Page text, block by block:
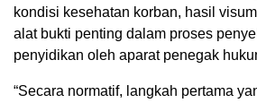
kondisi kesehatan korban, hasil
alat bukti penting dalam proses
penyidikan oleh aparat penegak
“Secara normatif, langkah pertama